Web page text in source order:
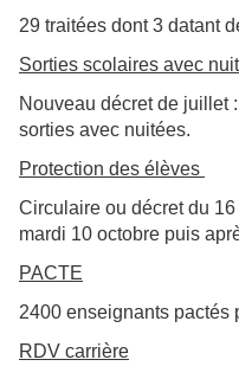
29 traitées dont 3 datant
Sorties scolaires avec
Nouveau décret de juillet
sorties avec nuitées.
Protection des élèves
Circulaire ou décret du
mardi 10 octobre puis
PACTE
2400 enseignants pactés
RDV carrière